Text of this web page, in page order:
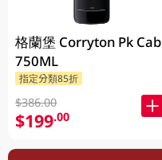
格蘭堡 Corryton Pk Cab
750ML
指定分類85折
$386.00
$199.00